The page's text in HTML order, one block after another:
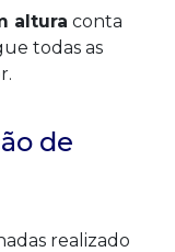
altura conta
todas as
de
realizado